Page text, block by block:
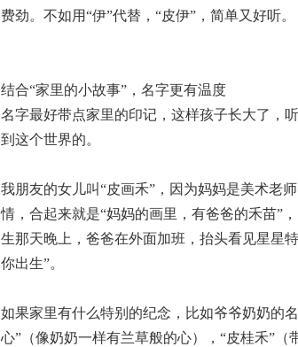
费劲。不如用“伊”代替，“皮伊”，简单又好听。
结合“家里的小故事”，名字更有温度
名字最好带点家里的印记，这样孩子长大了，
到这个世界的。
我朋友的女儿叫“皮画禾”，因为妈妈是美术老
情，合起来就是“妈妈的画里，有爸爸的禾苗”
生那天晚上，爸爸在外面加班，抬头看见星星
你出生”。
如果家里有什么特别的纪念，比如爷爷奶奶的
心”（像奶奶一样有兰草般的心），“皮桂禾”